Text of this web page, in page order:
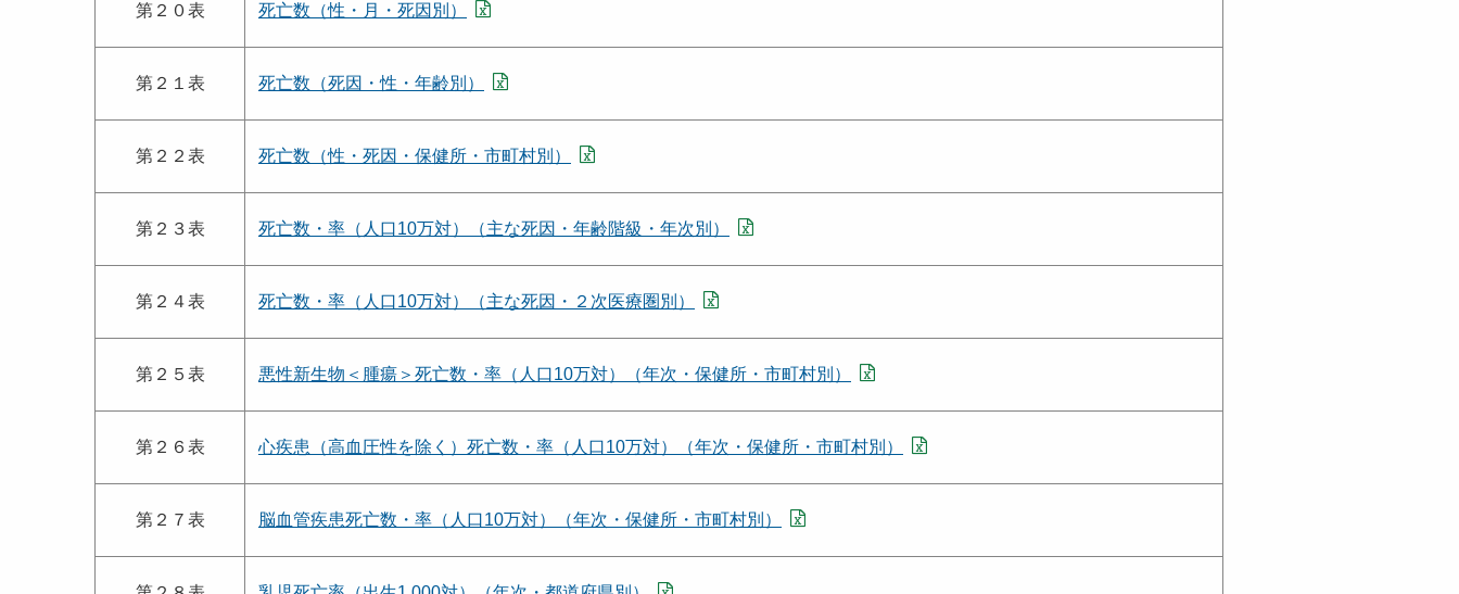
第２０表 死亡数（性・月・死因別）
第２１表 死亡数（死因・性・年齢別）
第２２表 死亡数（性・死因・保健所・市町村別）
第２３表 死亡数・率（人口10万対）（主な死因・年齢階級・年次別）
第２４表 死亡数・率（人口10万対）（主な死因・２次医療圏別）
第２５表 悪性新生物＜腫瘍＞死亡数・率（人口10万対）（年次・保健所・市町村別）
第２６表 心疾患（高血圧性を除く）死亡数・率（人口10万対）（年次・保健所・市町村別）
第２７表 脳血管疾患死亡数・率（人口10万対）（年次・保健所・市町村別）